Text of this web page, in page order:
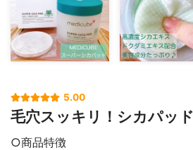
5.00
毛穴スッキリ！シカパッド
○商品特徴